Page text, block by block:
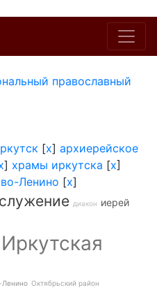
православный
[x] архиерейское
] храмы иркутска [x]
Ленино [x]
диакон иерей
Иркутская
Ленино Октябрьский район